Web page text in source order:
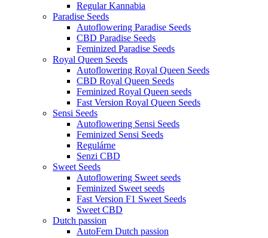
Regular Kannabia
Paradise Seeds
Autoflowering Paradise Seeds
CBD Paradise Seeds
Feminized Paradise Seeds
Royal Queen Seeds
Autoflowering Royal Queen Seeds
CBD Royal Queen Seeds
Feminized Royal Queen seeds
Fast Version Royal Queen Seeds
Sensi Seeds
Autoflowering Sensi Seeds
Feminized Sensi Seeds
Regulárne
Senzi CBD
Sweet Seeds
Autoflowering Sweet seeds
Feminized Sweet seeds
Fast Version F1 Sweet Seeds
Sweet CBD
Dutch passion
AutoFem Dutch passion